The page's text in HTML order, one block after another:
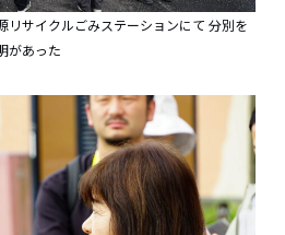
リサイクルごみステーションにて 分別を
があった